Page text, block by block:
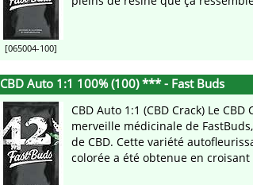
[065004-100]
CBD Auto 1:1 100% (100) *** - Fast Buds
CBD Auto 1:1 (CBD Crack) Le
merveille médicinale de
de CBD. Cette variété
colorée a été obtenue en croisant